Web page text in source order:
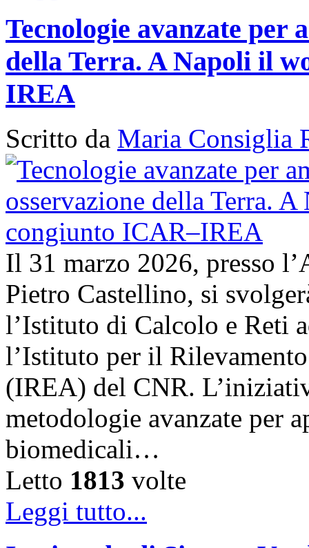
Tecnologie avanzate per
della Terra. A Napoli il
IREA
Scritto da Maria Consiglia
Il 31 marzo 2026, presso
Pietro Castellino, si
l’Istituto di Calcolo e Reti
l’Istituto per il
(IREA) del CNR.
metodologie avanzate per
biomedicali…
Letto 1813 volte
Leggi tutto...